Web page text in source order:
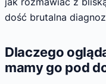
dość brutalna
Dlaczego
mamy go pod